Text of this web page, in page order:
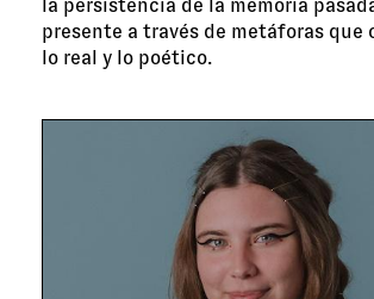
la persistencia de la memoria
presente a través de metáforas que
lo real y lo poético.